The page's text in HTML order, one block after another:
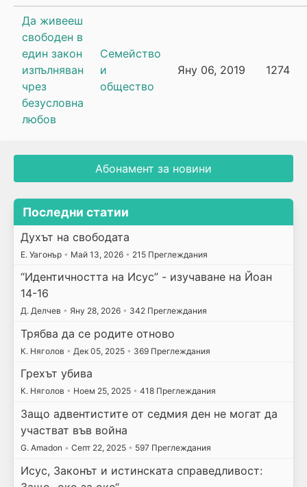
Да живееш
свободен в
един закон
изпълняван
чрез
безусловна
любов
Семейство
и
общество
Яну 06, 2019 1274
Абонамент за новини
Последни статии
Духът на свободата
E. Уагонър • Май 13, 2026 • 215 Преглеждания
“Идентичността на Исус” - изучаване на Йоан
14-16
Д. Делчев • Яну 28, 2026 • 342 Преглеждания
Трябва да се родите отново
К. Няголов • Дек 05, 2025 • 369 Преглеждания
Грехът убива
К. Няголов • Ноем 25, 2025 • 418 Преглеждания
Защо адвентистите от седмия ден не могат да
участват във война
G. Amadon • Септ 22, 2025 • 597 Преглеждания
Исус, Законът и истинската справедливост: